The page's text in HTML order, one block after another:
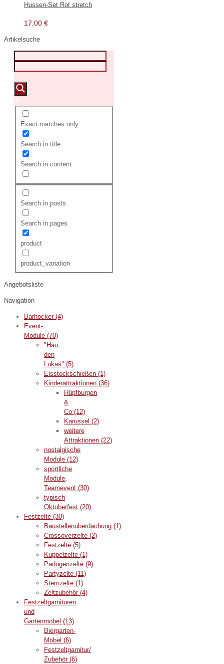
Hussen-Set Rot stretch
17,00 €
Artikelsuche
Exact matches only
Search in title
Search in content
Search in posts
Search in pages
product
product_variation
Angebotsliste
Navigation
Barhocker (4)
Event-
Module (70)
"Hau
den
Lukas" (5)
Eisstockschießen (1)
Kinderattraktionen (36)
Hüpfburgen
&
Co (12)
Karussel (2)
weitere
Attraktionen (22)
nostalgische
Module (12)
sportliche
Module,
Teamevent (30)
typisch
Oktoberfest (20)
Festzelte (30)
Baustellenüberdachung (1)
Crossoverzelte (2)
Festzelte (5)
Kuppelzelte (1)
Padogenzelte (9)
Partyzelte (11)
Sternzelte (1)
Zeltzubehör (4)
Festzeltgarnituren
und
Gartenmöbel (13)
Biergarten-
Möbel (6)
Festzeltgarnitur/
Zubehör (6)